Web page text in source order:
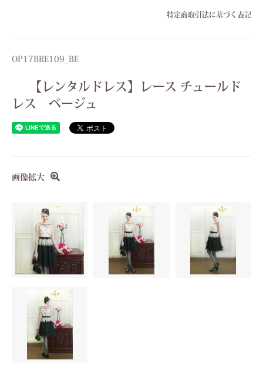
Mサイズ(9号）特定商取引法に基づく表記
OP17BRE109_BE
【レンタルドレス】レース チュールド
レス ベージュ
画像拡大